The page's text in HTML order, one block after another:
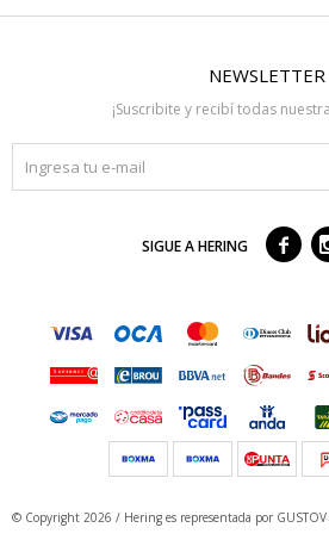
NEWSLETTER
¡Suscribite y recibí todas
SIGUE A HERING 
© Copyright 2026 / Hering es representada por